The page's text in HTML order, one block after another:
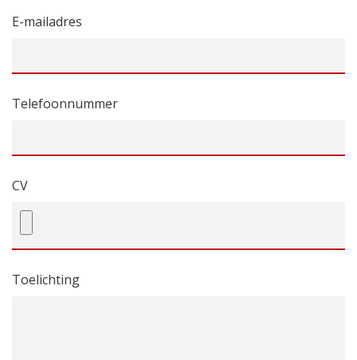
E-mailadres
Telefoonnummer
CV
Toelichting